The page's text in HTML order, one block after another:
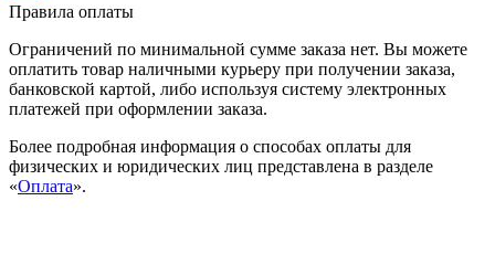
Правила оплаты
Ограничений по минимальной сумме заказа нет. Вы можете
оплатить товар наличными курьеру при получении заказа,
банковской картой, либо используя систему электронных
платежей при оформлении заказа.
Более подробная информация о способах оплаты для
физических и юридических лиц представлена в разделе
«Оплата».